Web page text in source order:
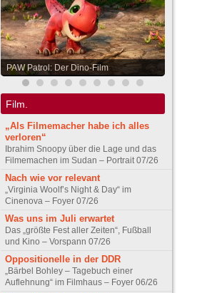
PAW Patrol: Der Dino-Film
Film.
„Als Filmemacher habe ich alles
verloren“
Ibrahim Snoopy über die Lage und das
Filmemachen im Sudan – Portrait 07/26
Nach wie vor relevant
„Virginia Woolf’s Night & Day“ im
Cinenova – Foyer 07/26
Was uns im Juli erwartet
Das „größte Fest aller Zeiten“, Fußball
und Kino – Vorspann 07/26
Oppositionelle in der DDR
„Bärbel Bohley – Tagebuch einer
Auflehnung“ im Filmhaus – Foyer 06/26